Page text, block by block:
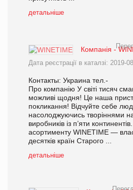
детальніше
Компанія -
Дата реєстрації в каталзі: 2019-
Контакты: Украина тел.-
Про компанію У світі тисяч
можливі щодня! Це наша
покликання! Відчуйте себе
насолоджуючись творіннями
виробників із п’яти
асортименту WINETIME —
десятків країн Старого ...
детальніше